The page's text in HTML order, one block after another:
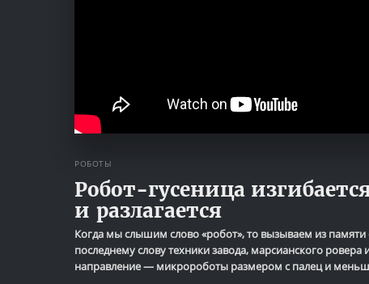
РОБОТЫ
Робот-гусеница
и разлагается
Когда мы слышим слово «робот», то вызываем из
последнему слову техники завода, марсианского ровера
направление — микророботы размером с палец и